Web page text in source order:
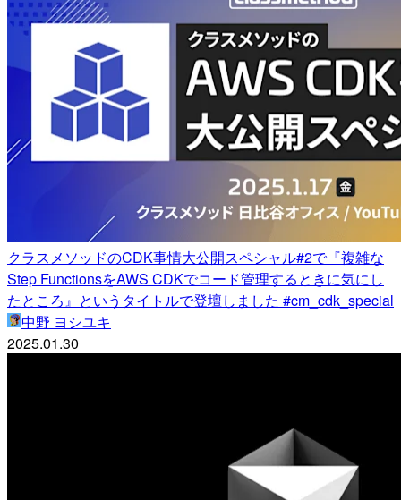
クラスメソッドのCDK事情大公開スペシャル#2で『複雑な
Step FunctionsをAWS CDKでコード管理するときに気にし
たところ』というタイトルで登壇しました #cm_cdk_special
中野 ヨシユキ
2025.01.30